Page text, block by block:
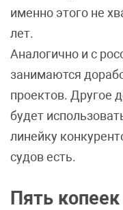
именно этого не
лет.
Аналогично и с
занимаются
проектов. Другое
будет
линейку
судов есть.
Пять